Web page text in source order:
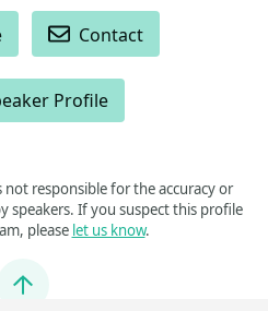
Contact
Profile
not responsible for the accuracy or
speakers. If you suspect this profile
please let us know.
Jump to top